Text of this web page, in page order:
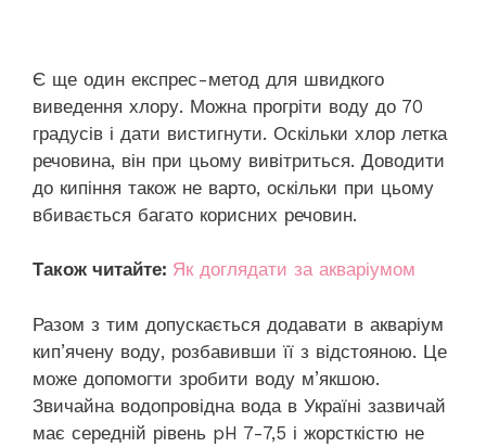
Є ще один експрес-метод для швидкого
виведення хлору. Можна прогріти воду до 70
градусів і дати вистигнути. Оскільки хлор летка
речовина, він при цьому вивітриться. Доводити
до кипіння також не варто, оскільки при цьому
вбивається багато корисних речовин.
Також читайте: Як доглядати за акваріумом
Разом з тим допускається додавати в акваріум
кип’ячену воду, розбавивши її з відстояною. Це
може допомогти зробити воду м’якшою.
Звичайна водопровідна вода в Україні зазвичай
має середній рівень pH 7-7,5 і жорсткістю не